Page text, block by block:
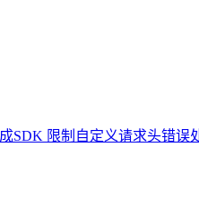
SDK 限制 自定义请求头错误